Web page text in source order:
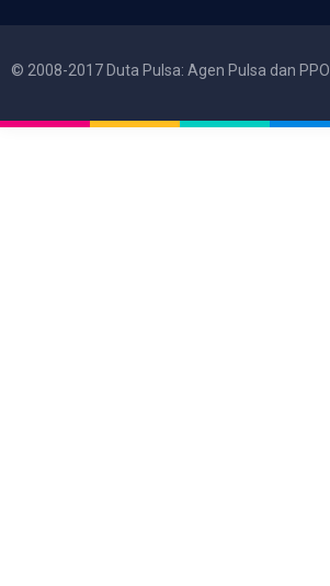
© 2008-2017 Duta Pulsa: Agen Pulsa dan